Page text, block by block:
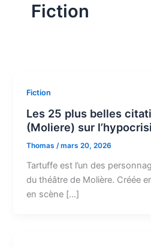
Fiction
Fiction
Les 25 plus belles
(Moliere) sur
Thomas /mars 20, 2026
Tartuffe est l’un des
du théâtre de Molière. Créée
en scène […]